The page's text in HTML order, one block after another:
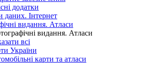
додатки
даних. Інтернет
видання. Атласи
видання. Атласи
всі
України
карти та атласи